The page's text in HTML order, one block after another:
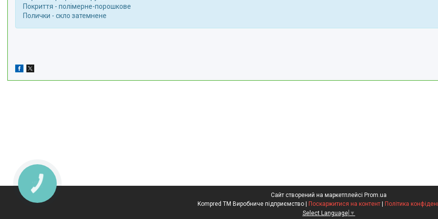
Покриття - полімерне-порошкове
Полички - скло затемнене
Сайт створений на маркетплейсі Prom.ua
Kompred TM Виробниче підприємство | Поскаржитися на контент | Політика
Select Language ▼
КНОПКА
ЗВ'ЯЗКУ